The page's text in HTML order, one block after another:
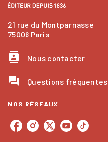
21 rue du Montparnasse
75006 Paris
contacts Nous contacter
question_answer Questions fréquentes
NOS RÉSEAUX